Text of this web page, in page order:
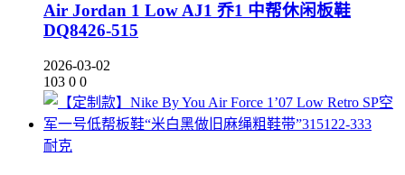
Air Jordan 1 Low AJ1 乔1 中帮休闲板鞋
DQ8426-515
2026-03-02
103 0 0
耐克